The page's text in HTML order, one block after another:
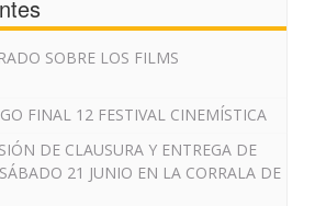
SOBRE LOS FILMS
FINAL 12 FESTIVAL CINEMÍSTICA
DE CLAUSURA Y ENTREGA DE
21 JUNIO EN LA CORRALA DE